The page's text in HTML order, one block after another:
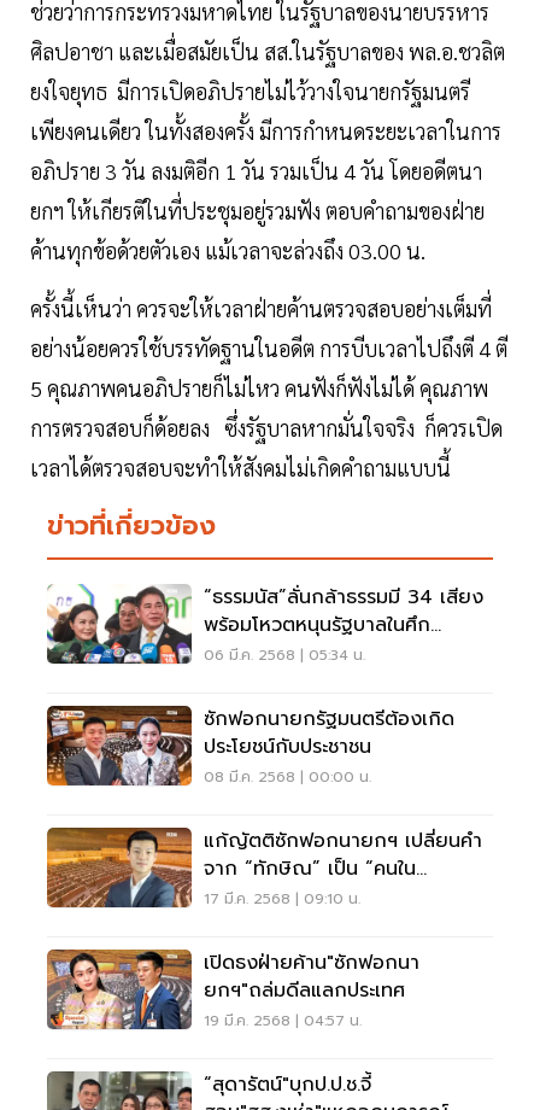
ช่วยว่าการกระทรวงมหาดไทย ในรัฐบาลของนายบรรหาร
ศิลปอาชา และเมื่อสมัยเป็น สส.ในรัฐบาลของ พล.อ.ชวลิต
ยงใจยุทธ มีการเปิดอภิปรายไม่ไว้วางใจนายกรัฐมนตรี
เพียงคนเดียว ในทั้งสองครั้ง มีการกำหนดระยะเวลาในการ
อภิปราย 3 วัน ลงมติอีก 1 วัน รวมเป็น 4 วัน โดยอดีตนา
ยกฯ ให้เกียรติในที่ประชุมอยู่รวมฟัง ตอบคำถามของฝ่าย
ค้านทุกข้อด้วยตัวเอง แม้เวลาจะล่วงถึง 03.00 น.
ครั้งนี้เห็นว่า ควรจะให้เวลาฝ่ายค้านตรวจสอบอย่างเต็มที่
อย่างน้อยควรใช้บรรทัดฐานในอดีต การบีบเวลาไปถึงตี 4 ตี
5 คุณภาพคนอภิปรายก็ไม่ไหว คนฟังก็ฟังไม่ได้ คุณภาพ
การตรวจสอบก็ด้อยลง ซึ่งรัฐบาลหากมั่นใจจริง ก็ควรเปิด
เวลาได้ตรวจสอบจะทำให้สังคมไม่เกิดคำถามแบบนี้
ข่าวที่เกี่ยวข้อง
“ธรรมนัส”ลั่นกล้าธรรมมี 34 เสียง
พร้อมโหวตหนุนรัฐบาลในศึก
ซักฟอก
06 มี.ค. 2568 | 05:34 น.
ซักฟอกนายกรัฐมนตรีต้องเกิด
ประโยชน์กับประชาชน
08 มี.ค. 2568 | 00:00 น.
แก้ญัตติซักฟอกนายกฯ เปลี่ยนคำ
จาก “ทักษิณ” เป็น “คนใน
ครอบครัว”
17 มี.ค. 2568 | 09:10 น.
เปิดธงฝ่ายค้าน"ซักฟอกนา
ยกฯ"ถล่มดีลแลกประเทศ
19 มี.ค. 2568 | 04:57 น.
“สุดารัตน์"บุกป.ป.ช.จี้